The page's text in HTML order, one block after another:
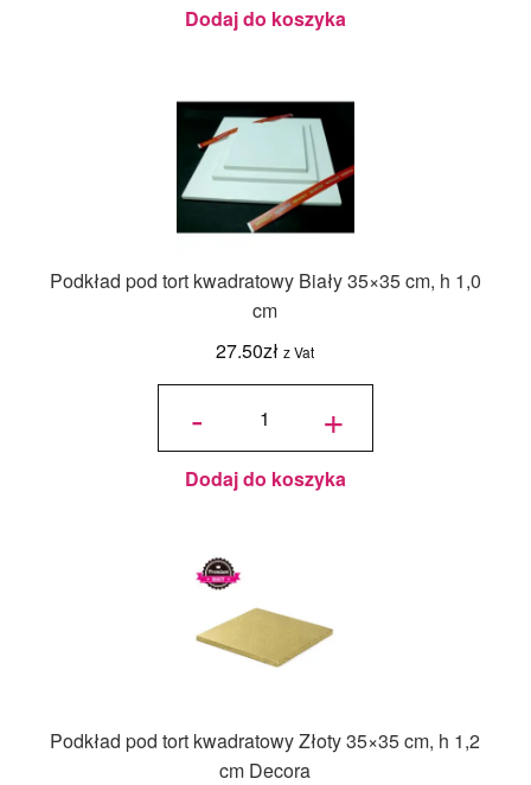
Dodaj do koszyka
Podkład pod tort kwadratowy Biały 35×35 cm, h 1,0
cm
27.50zł z Vat
-
ilość
kwadratowy
Biały 35x35
cm +
Dodaj do koszyka
Podkład pod tort kwadratowy Złoty 35×35 cm, h 1,2
cm Decora